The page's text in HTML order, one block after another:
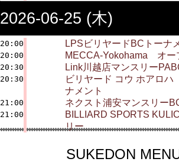
2026-06-25 (木)
20:00 LPSビリヤードBCトーナ
20:00 MECCA-Yokohama オー
20:30 Link川越店マンスリー
20:30
ビリヤード コウ ホアロ
ナメント
21:00 ネクスト浦安マンスリー
21:00
BILLIARD SPORTS
リー
SUKEDON